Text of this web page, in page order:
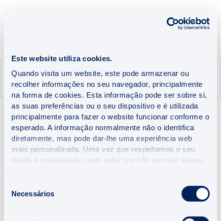
Este website utiliza cookies.
Quando visita um website, este pode armazenar ou
recolher informações no seu navegador, principalmente
na forma de cookies. Esta informação pode ser sobre si,
as suas preferências ou o seu dispositivo e é utilizada
principalmente para fazer o website funcionar conforme o
esperado. A informação normalmente não o identifica
diretamente, mas pode dar-lhe uma experiência web
mais personalizada. Uma vez que respeitamos o seu
direito à privacidade, pode optar por não permitir alguns
predefinidas. No entanto, o bloqueio de alguns tipos de
cookies pode afetar a sua experiência no website e os
Necessários
FUTURO QUOTA DE MERCADO
QUOTA DE MERCADO